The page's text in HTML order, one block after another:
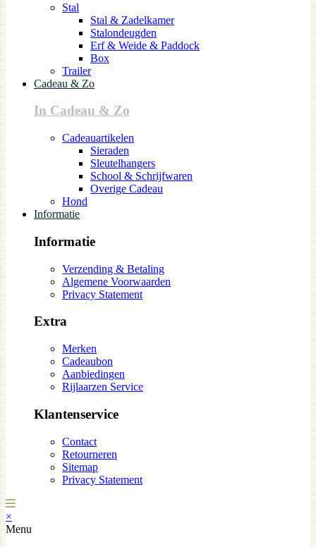
Stal
Stal & Zadelkamer
Stalondeugden
Erf & Weide & Paddock
Box
Trailer
Cadeau & Zo
In Cadeau & Zo
Cadeauartikelen
Sieraden
Sleutelhangers
School & Schrijfwaren
Overige Cadeau
Hond
Informatie
Informatie
Verzending & Betaling
Algemene Voorwaarden
Privacy Statement
Extra
Merken
Cadeaubon
Aanbiedingen
Rijlaarzen Service
Klantenservice
Contact
Retourneren
Sitemap
Privacy Statement
×
Menu